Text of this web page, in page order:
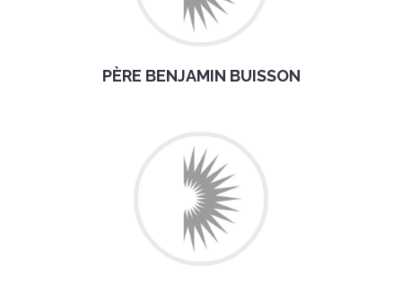
PÈRE BENJAMIN BUISSON